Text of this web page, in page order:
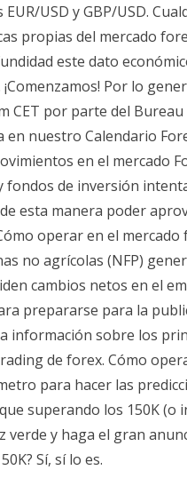
USD y GBP/USD.
propias del mercado
este dato
Por lo
CET por parte del
en nuestro Calendario
en el mercado
fondos de inversión
esta manera poder
operar en el
no agrícolas (NFP)
cambios netos en el
prepararse para la
información sobre los
de forex. Cómo
para hacer las
superando los 150K (o
verde y haga el gran
Sí, sí lo es.